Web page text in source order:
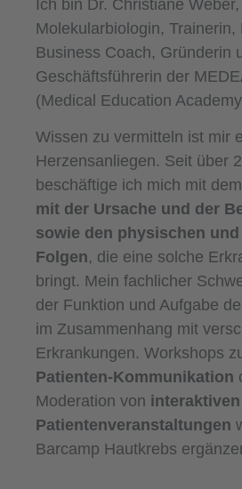
Ich bin Dr. Christiane Weber,
Molekularbiologin, Trainerin,
Business Coach, Gründerin
Geschäftsführerin der
(Medical Education
Wissen zu vermitteln ist mir
Herzensanliegen. Seit über
beschäftige ich mich mit dem
mit der Ursache und der
sowie den physischen
Folgen, die eine solche
bringt. Mein fachlicher
der Funktion und Aufgabe
im Zusammenhang mit
Erkrankungen. Workshops
Patienten-Kommunikation
Moderation von interaktiven
Patientenveranstaltungen
Barcamp Hautkrebs